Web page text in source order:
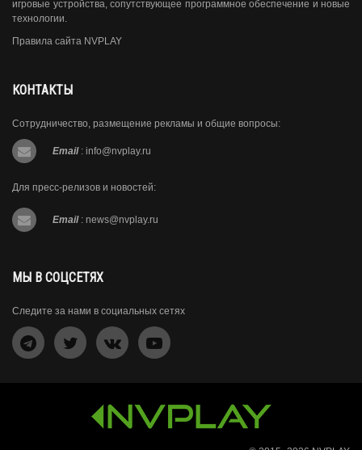
игровые устройства, сопутствующее программное обеспечение и новые
технологии.
Правила сайта NVPLAY
КОНТАКТЫ
Сотрудничество, размещение рекламы и общие вопросы:
Email : info@nvplay.ru
Для пресс-релизов и новостей:
Email : news@nvplay.ru
МЫ В СОЦСЕТЯХ
Следите за нами в социальных сетях